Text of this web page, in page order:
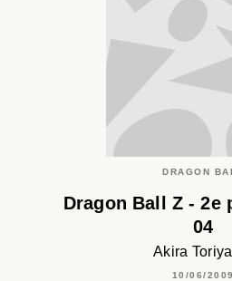
DRAGON
Dragon Ball Z - 2e
04
Akira
10/06/2009